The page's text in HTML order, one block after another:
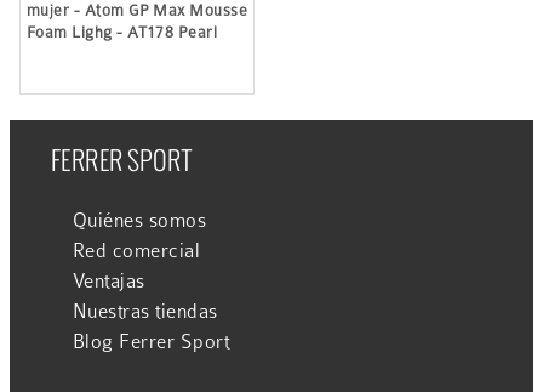
mujer - Atom GP Max Mousse
Foam Lighg - AT178 Pearl
FERRER SPORT
Quiénes somos
Red comercial
Ventajas
Nuestras tiendas
Blog Ferrer Sport